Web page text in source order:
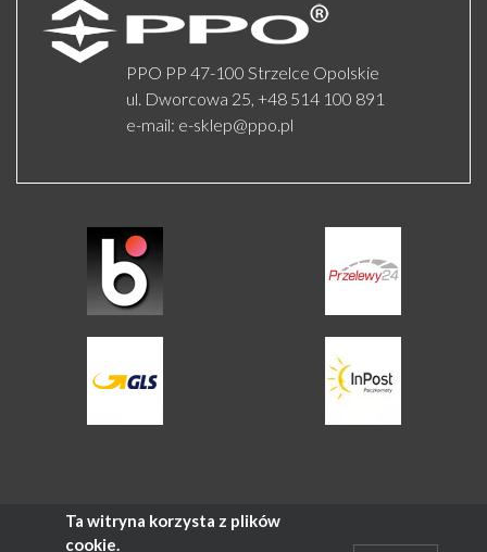
PPO PP 47-100 Strzelce Opolskie
ul. Dworcowa 25, +48 514 100 891
e-mail: e-sklep@ppo.pl
COPYRIGHT © 2021 PPO WSZELKIE
Ta witryna korzysta z plików
cookie.